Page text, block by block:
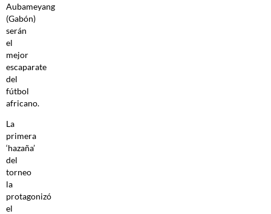
Aubameyang
(Gabón)
serán
el
mejor
escaparate
del
fútbol
africano.
La
primera
‘hazaña’
del
torneo
la
protagonizó
el